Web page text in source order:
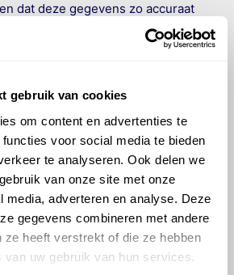
gebruik van cookies
om content en advertenties te
voor social media te bieden
te analyseren. Ook delen we
van onze site met onze
media, adverteren en analyse. Deze
gegevens combineren met andere
ze heeft verstrekt of die ze hebben
uw gebruik van hun services.
dat deze gegevens zo accuraat
anders dan waartoe een
olieaanbevelingsinformatie te
erkent de gebruiker dat
de kennis en het vermogen heeft
op een
manier uit te voeren. Hij/zij
de uitgever enDen Hartog
verlies, letsel, claim en schade
onjuiste interpretatie of een
de gepubliceerde gegevens.